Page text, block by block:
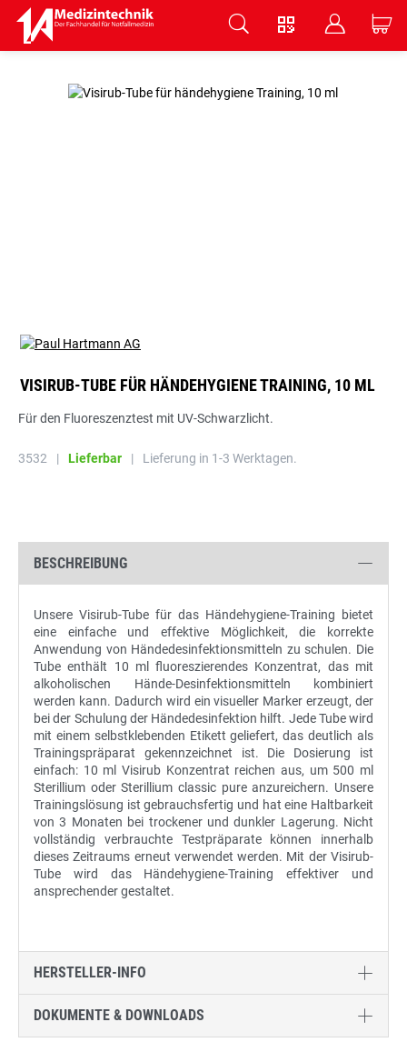
V B C
VISIRUB-TUBE FÜR HÄNDEHYGIENE TRAINING, 10 ML
Für den Fluoreszenztest mit UV-Schwarzlicht.
3532 | Lieferbar | Lieferung in 1-3 Werktagen.
BESCHREIBUNG
Unsere Visirub-Tube für das Händehygiene-Training bietet
eine einfache und effektive Möglichkeit, die korrekte
Anwendung von Händedesinfektionsmitteln zu schulen. Die
Tube enthält 10 ml fluoreszierendes Konzentrat, das mit
alkoholischen Hände-Desinfektionsmitteln kombiniert
werden kann. Dadurch wird ein visueller Marker erzeugt, der
bei der Schulung der Händedesinfektion hilft. Jede Tube wird
mit einem selbstklebenden Etikett geliefert, das deutlich als
Trainingspräparat gekennzeichnet ist. Die Dosierung ist
einfach: 10 ml Visirub Konzentrat reichen aus, um 500 ml
Sterillium oder Sterillium classic pure anzureichern. Unsere
Trainingslösung ist gebrauchsfertig und hat eine Haltbarkeit
von 3 Monaten bei trockener und dunkler Lagerung. Nicht
vollständig verbrauchte Testpräparate können innerhalb
dieses Zeitraums erneut verwendet werden. Mit der Visirub-
Tube wird das Händehygiene-Training effektiver und
ansprechender gestaltet.
HERSTELLER-INFO
DOKUMENTE & DOWNLOADS